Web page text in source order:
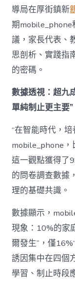
導局在厚街鎮新
期mobile_phone
議，家長代表、
思剖析、實踐指
的密碼。
數據透視：超九
單純制止更主要”
“在智能時代，
mobile_phone，
這一觀點獲得
的問卷調查數據
理的基礎共識。
數據顯示，
現象：10%的家
爾發生”，僅
誘因集中在四個
學習、制止時段